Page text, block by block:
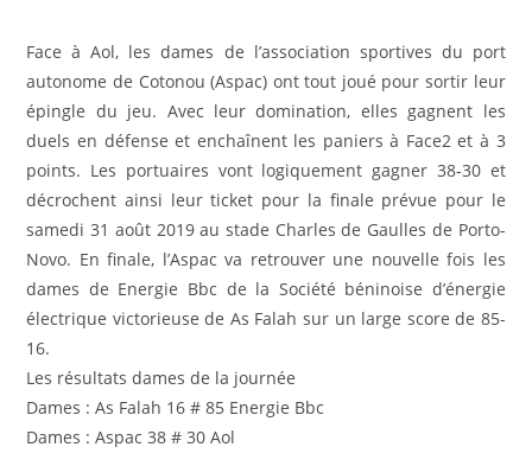
Face à Aol, les dames de l’association sportives du port
autonome de Cotonou (Aspac) ont tout joué pour sortir leur
épingle du jeu. Avec leur domination, elles gagnent les
duels en défense et enchaînent les paniers à Face2 et à 3
points. Les portuaires vont logiquement gagner 38-30 et
décrochent ainsi leur ticket pour la finale prévue pour le
samedi 31 août 2019 au stade Charles de Gaulles de Porto-
Novo. En finale, l’Aspac va retrouver une nouvelle fois les
dames de Energie Bbc de la Société béninoise d’énergie
électrique victorieuse de As Falah sur un large score de 85-
16.
Les résultats dames de la journée
Dames : As Falah 16 # 85 Energie Bbc
Dames : Aspac 38 # 30 Aol